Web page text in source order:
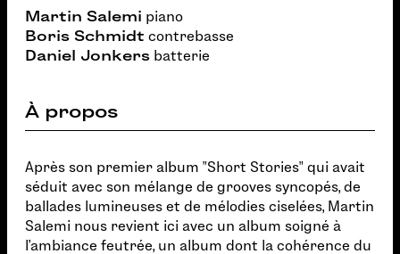
Martin Salemi piano
Boris Schmidt contrebasse
Daniel Jonkers batterie
À propos
Après son premier album "Short Stories" qui avait
séduit avec son mélange de grooves syncopés, de
ballades lumineuses et de mélodies ciselées, Martin
Salemi nous revient ici avec un album soigné à
l'ambiance feutrée, un album dont la cohérence du